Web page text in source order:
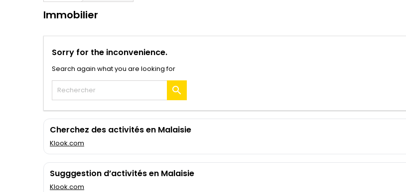
Immobilier
Sorry for the inconvenience.
Search again what you are looking for

Cherchez des activités en Malaisie
Klook.com
Sugggestion d’activités en Malaisie
Klook.com